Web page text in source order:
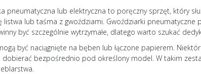
pneumatyczna lub elektryczna to poręczny sprzęt, który
listwa lub taśma z gwoździami. Gwoździarki
być szczególnie wytrzymałe, dlatego warto szukać
być naciągnięte na bęben lub łączone papierem.
dobierać bezpośrednio pod określony model. W takim